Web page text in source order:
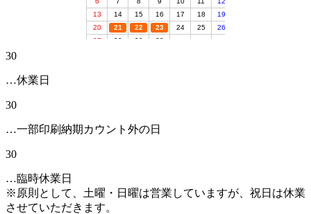
30
…休業日
30
…一部印刷納期カウント外の日
30
…臨時休業日
※原則として、土曜・日曜は営業していますが、祝日は休業
させていただきます。